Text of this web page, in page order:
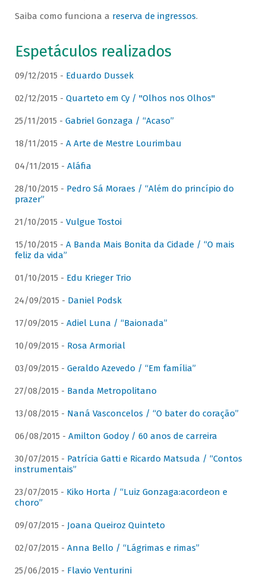
Saiba como funciona a reserva de ingressos.
Espetáculos realizados
09/12/2015 - Eduardo Dussek
02/12/2015 - Quarteto em Cy / "Olhos nos Olhos"
25/11/2015 - Gabriel Gonzaga / “Acaso”
18/11/2015 - A Arte de Mestre Lourimbau
04/11/2015 - Aláfia
28/10/2015 - Pedro Sá Moraes / “Além do princípio do
prazer”
21/10/2015 - Vulgue Tostoi
15/10/2015 - A Banda Mais Bonita da Cidade / “O mais
feliz da vida”
01/10/2015 - Edu Krieger Trio
24/09/2015 - Daniel Podsk
17/09/2015 - Adiel Luna / “Baionada”
10/09/2015 - Rosa Armorial
03/09/2015 - Geraldo Azevedo / “Em família”
27/08/2015 - Banda Metropolitano
13/08/2015 - Naná Vasconcelos / “O bater do coração”
06/08/2015 - Amilton Godoy / 60 anos de carreira
30/07/2015 - Patrícia Gatti e Ricardo Matsuda / “Contos
instrumentais”
23/07/2015 - Kiko Horta / “Luiz Gonzaga:acordeon e
choro”
09/07/2015 - Joana Queiroz Quinteto
02/07/2015 - Anna Bello / “Lágrimas e rimas”
25/06/2015 - Flavio Venturini